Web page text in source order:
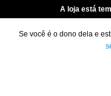
A loja está
Se você é o dono dela e